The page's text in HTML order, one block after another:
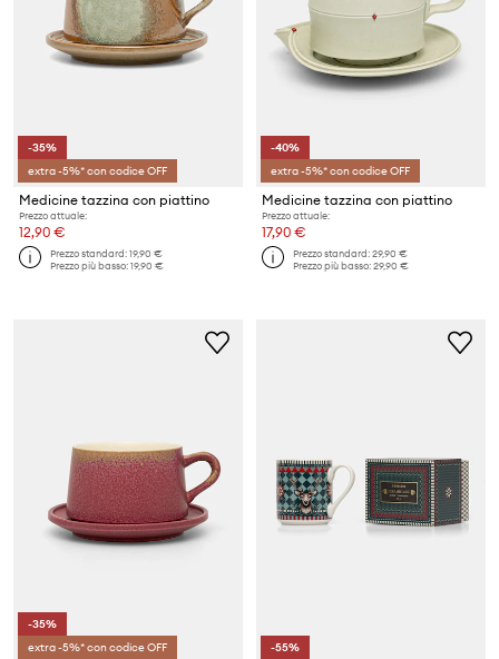
-35%
extra -5%* con codice OFF
Medicine tazzina con piattino
Prezzo attuale:
12,90 €
Prezzo standard:19,90 €
Prezzo più basso:19,90 €
-40%
extra -5%* con codice OFF
Medicine tazzina con piattino
Prezzo attuale:
17,90 €
Prezzo standard:29,90 €
Prezzo più basso:29,90 €
-35%
extra -5%* con codice OFF
-55%